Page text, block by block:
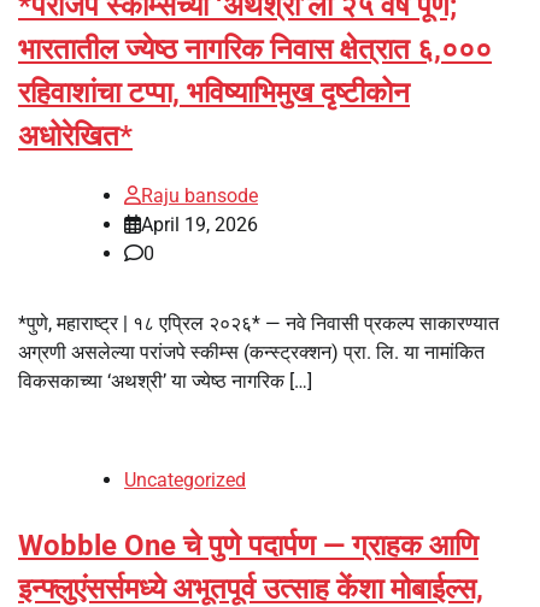
भारतातील ज्येष्ठ नागरिक निवास क्षेत्रात ६,०००
रहिवाशांचा टप्पा, भविष्याभिमुख दृष्टीकोन
अधोरेखित*
Raju bansode
April 19, 2026
0
*पुणे, महाराष्ट्र | १८ एप्रिल २०२६* — नवे निवासी प्रकल्प साकारण्यात
अग्रणी असलेल्या परांजपे स्कीम्स (कन्स्ट्रक्शन) प्रा. लि. या नामांकित
विकसकाच्या ‘अथश्री’ या ज्येष्ठ नागरिक […]
Uncategorized
Wobble One चे पुणे पदार्पण — ग्राहक आणि
इन्फ्लुएंसर्समध्ये अभूतपूर्व उत्साह केंशा मोबाईल्स,